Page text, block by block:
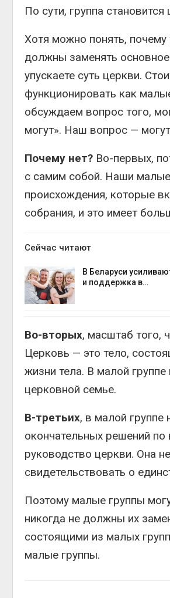
По сути, группа
Хотя можно понять,
должны заменять
упускаете суть церкви.
функционировать как
обсуждаем вопрос того,
могут». Наш вопрос —
Почему нет? Во-первых,
с самим собой. Наши
происхождения, которые
собрания, и это имеет
Сейчас читают
В Беларуси
и поддержка в…
Во-вторых, масштаб того,
Церковь — это тело,
жизни тела. В малой
церковной семье.
В-третьих, в малой группе
окончательных решений
руководство церкви. Она
свидетельствовать о
Поэтому малые группы
никогда не должны их
состоящими из малых
малые группы.